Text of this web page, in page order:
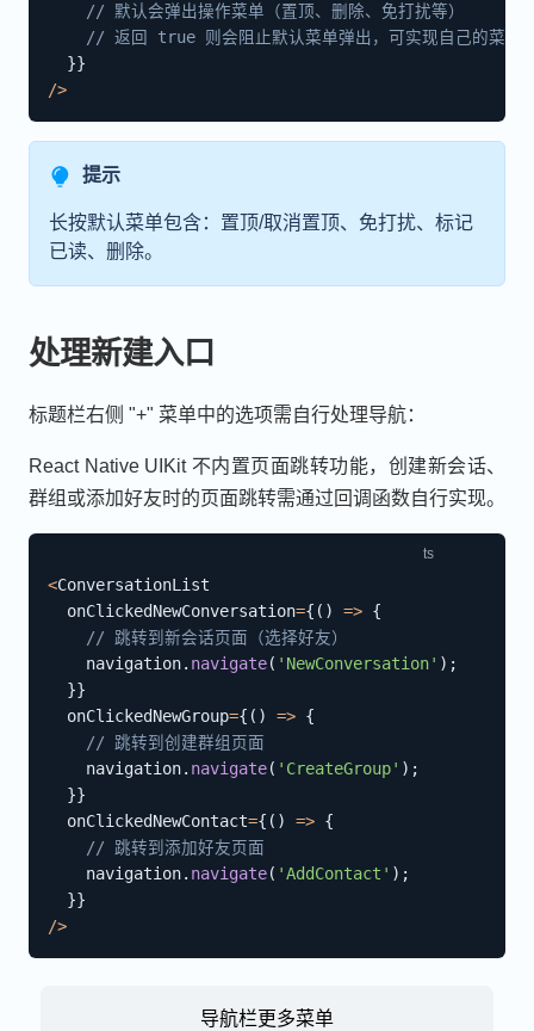
// 默认会弹出操作菜单（置顶、删除、免打扰等）
// 返回 true 则会阻止默认菜单弹出，可实现自己的菜单
}}
/>
提示
长按默认菜单包含：置顶/取消置顶、免打扰、标记
已读、删除。
处理新建入口
标题栏右侧 "+" 菜单中的选项需自行处理导航：
React Native UIKit 不内置页面跳转功能，创建新会话、
群组或添加好友时的页面跳转需通过回调函数自行实现。
<ConversationList
  onClickedNewConversation
={ ( ) => {
// 跳转到新会话页面（选择好友）
    navigation
. navigate( 'NewConversation' ) ;
}}
  onClickedNewGroup
={ ( ) => {
// 跳转到创建群组页面
    navigation
. navigate( 'CreateGroup' ) ;
}}
  onClickedNewContact
={ ( ) => {
// 跳转到添加好友页面
    navigation
. navigate( 'AddContact' ) ;
}}
/>
导航栏更多菜单